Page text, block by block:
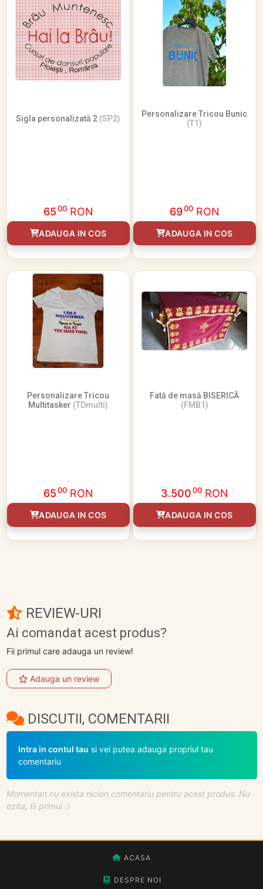
Sigla personalizată 2 (SP2)
6500 RON
ADAUGA IN COS
Personalizare Tricou Bunic
(T1)
6900 RON
ADAUGA IN COS
Personalizare Tricou
Multitasker (TDmulti)
6500 RON
ADAUGA IN COS
Fată de masă BISERICĂ
(FMB1)
3.50000 RON
ADAUGA IN COS
REVIEW-URI
Ai comandat acest produs?
Fii primul care adauga un review!
Adauga un review
DISCUTII, COMENTARII
Intra in contul tau si vei putea adauga propriul tau
comentariu
Momentan nu exista niciun comentariu pentru acest produs. Nu
ezita, fii primul :)
ACASA
DESPRE NOI